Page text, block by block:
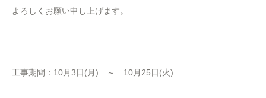
よろしくお願い申し上げます。
工事期間：10月3日(月) ～ 10月25日(火)